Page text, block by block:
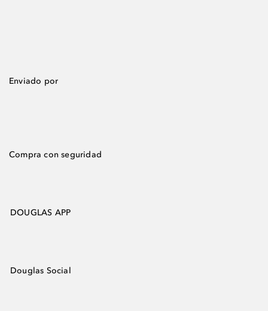
Enviado por
Compra con seguridad
DOUGLAS APP
Douglas Social